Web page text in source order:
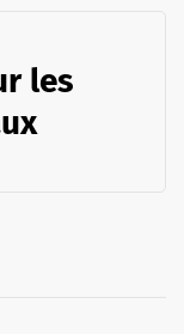
les